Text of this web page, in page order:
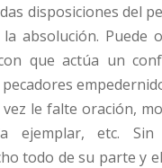
disposiciones del
absolución. Puede
que actúa un
le falte oración,
ejemplar, etc. Sin
todo de su parte y